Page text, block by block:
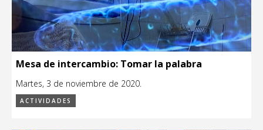
Mesa de intercambio: Tomar la palabra
Martes, 3 de noviembre de 2020.
ACTIVIDADES